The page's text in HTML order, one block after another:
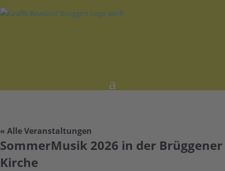
« Alle Veranstaltungen
SommerMusik 2026 in der Brüggener
Kirche